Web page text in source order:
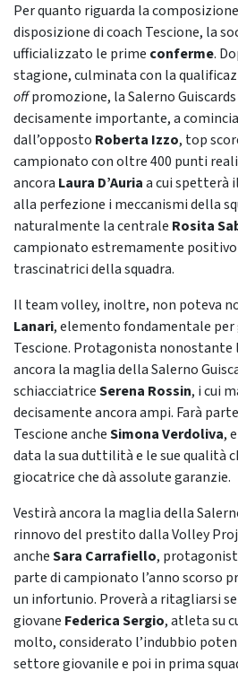
Per quanto riguarda la
disposizione di coach Tescione, la
ufficializzato le prime conferme.
stagione, culminata con la
offpromozione, la Salerno
decisamente importante, a
dall’opposto Roberta Izzo, top
campionato con oltre 400 punti
ancora Laura D’Auriaa cui spetterà
alla perfezione i meccanismi della
naturalmente la centrale Rosita
campionato estremamente positivo
trascinatrici della squadra.
Il team volley, inoltre, non poteva
Lanari, elemento fondamentale per
Tescione. Protagonista nonostante
ancora la maglia della Salerno
schiacciatriceSerena Rossin, i cui
decisamente ancora ampi. Farà
Tescione ancheSimona Verdoliva,
data la sua duttilità e le sue qualità
giocatrice che dà assolute garanzie.
Vestirà ancora la maglia della
rinnovo del prestito dalla Volley
ancheSara Carrafiello,
parte di campionato l’anno scorso
un infortunio. Proverà a ritagliarsi
giovane Federica Sergio, atleta su
molto, considerato l’indubbio
settore giovanile e poi in prima